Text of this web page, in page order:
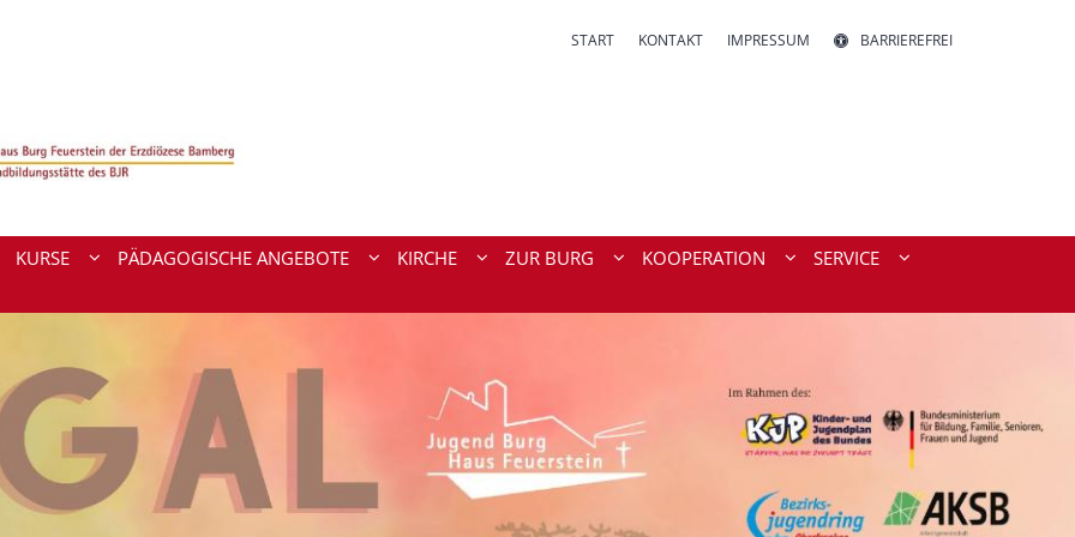
START KONTAKT IMPRESSUM BARRIEREFREI
KURSE PÄDAGOGISCHE ANGEBOTE KIRCHE ZUR BURG KOOPERATION
SERVICE